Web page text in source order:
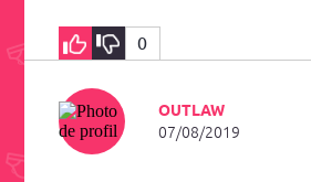
0
OUTLAW
07/08/2019